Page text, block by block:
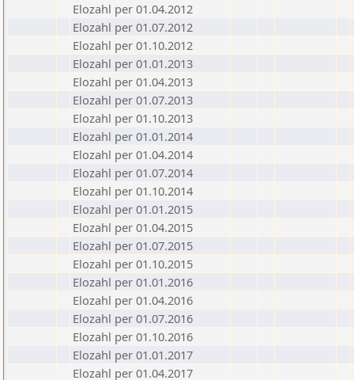
Elozahl per 01.04.2012
Elozahl per 01.07.2012
Elozahl per 01.10.2012
Elozahl per 01.01.2013
Elozahl per 01.04.2013
Elozahl per 01.07.2013
Elozahl per 01.10.2013
Elozahl per 01.01.2014
Elozahl per 01.04.2014
Elozahl per 01.07.2014
Elozahl per 01.10.2014
Elozahl per 01.01.2015
Elozahl per 01.04.2015
Elozahl per 01.07.2015
Elozahl per 01.10.2015
Elozahl per 01.01.2016
Elozahl per 01.04.2016
Elozahl per 01.07.2016
Elozahl per 01.10.2016
Elozahl per 01.01.2017
Elozahl per 01.04.2017